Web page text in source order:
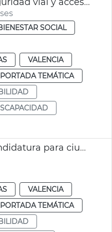
SOCIAL
VALENCIA
TEMÁTICA
València trabaja candidatura para ciudad europea accesible
VALENCIA
TEMÁTICA